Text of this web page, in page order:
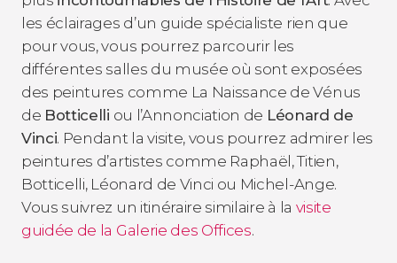
les éclairages d’un guide spécialiste rien que
pour vous, vous pourrez parcourir les
différentes salles du musée où sont exposées
des peintures comme La Naissance de Vénus
de Botticelli ou l’Annonciation de Léonard de
Vinci. Pendant la visite, vous pourrez admirer les
peintures d’artistes comme Raphaël, Titien,
Botticelli, Léonard de Vinci ou Michel-Ange.
Vous suivrez un itinéraire similaire à la visite
guidée de la Galerie des Offices.